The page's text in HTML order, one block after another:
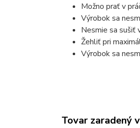
Možno prať v
Výrobok sa
Nesmie sa sušiť
Žehliť pri
Výrobok sa
Tovar zaradený